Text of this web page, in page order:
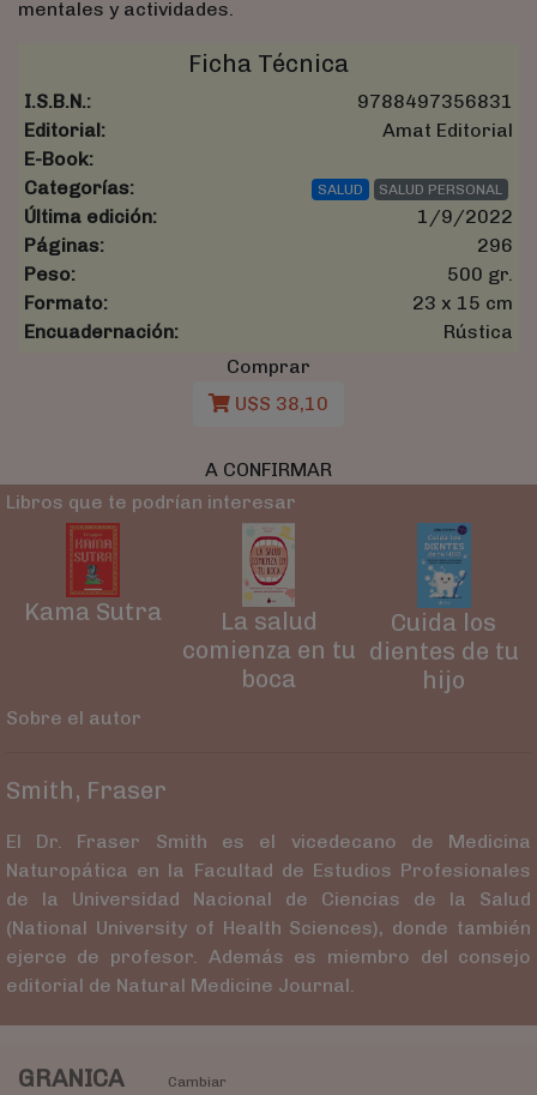
mentales y actividades.
Ficha Técnica
I.S.B.N.:
9788497356831
Editorial:
Amat Editorial
E-Book:
Categorías:
SALUD SALUD PERSONAL
Última edición:
1/9/2022
Páginas:
296
Peso:
500 gr.
Formato:
23 x 15 cm
Encuadernación:
Rústica
Comprar
U$S 38,10
A CONFIRMAR
Libros que te podrían interesar
Kama Sutra
La salud
comienza en tu
boca
Cuida los
dientes de tu
hijo
Sobre el autor
Smith, Fraser
El Dr. Fraser Smith es el vicedecano de Medicina
Naturopática en la Facultad de Estudios Profesionales
de la Universidad Nacional de Ciencias de la Salud
(National University of Health Sciences), donde también
ejerce de profesor. Además es miembro del consejo
editorial de Natural Medicine Journal.
GRANICA Cambiar